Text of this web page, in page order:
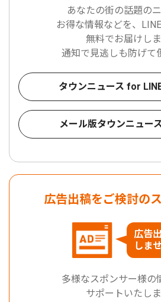
あなたの街の話題の
お得な情報などを、
無料でお届けしま
通知で見逃しも防げて
タウンニュース for
メール版タウンニュー
広告出稿をご検討の
広告
しま
多様なスポンサー様の
サポートいたしま